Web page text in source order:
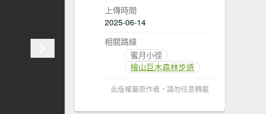
上傳時間
2025-06-14
相關路線
蜜月小徑
檜山巨木森林步道
此版權屬原作者，請勿任意轉載